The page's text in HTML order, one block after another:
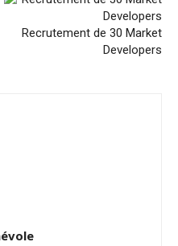
Recrutement de 30 Market
Developers